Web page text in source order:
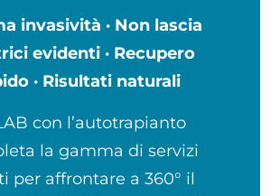
invasività · Non lascia
evidenti · Recupero
· Risultati naturali
con l’autotrapianto
la gamma di servizi
per affrontare a 360° il